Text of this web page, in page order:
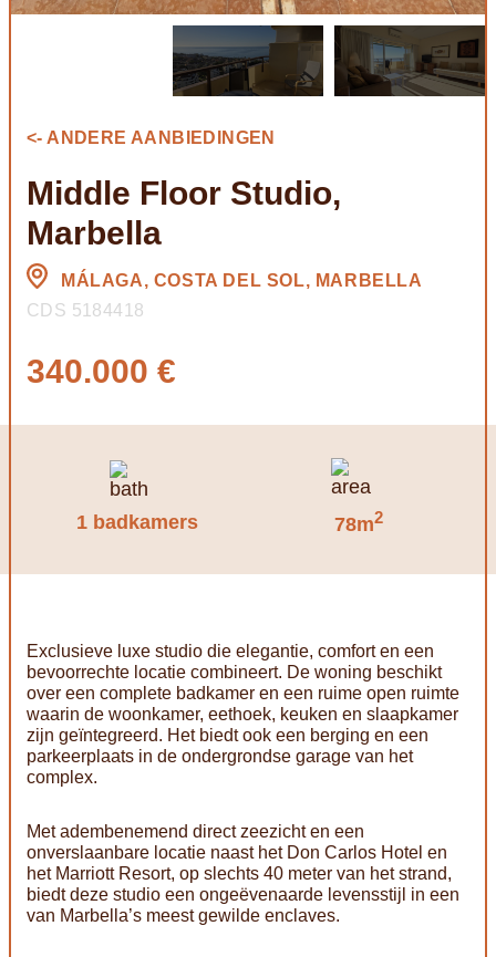
<- ANDERE AANBIEDINGEN
Middle Floor Studio,
Marbella
MÁLAGA, COSTA DEL SOL, MARBELLA
CDS 5184418
340.000 €
1 badkamers 78m2
Exclusieve luxe studio die elegantie, comfort en een
bevoorrechte locatie combineert. De woning beschikt
over een complete badkamer en een ruime open ruimte
waarin de woonkamer, eethoek, keuken en slaapkamer
zijn geïntegreerd. Het biedt ook een berging en een
parkeerplaats in de ondergrondse garage van het
complex.
Met adembenemend direct zeezicht en een
onverslaanbare locatie naast het Don Carlos Hotel en
het Marriott Resort, op slechts 40 meter van het strand,
biedt deze studio een ongeëvenaarde levensstijl in een
van Marbella’s meest gewilde enclaves.